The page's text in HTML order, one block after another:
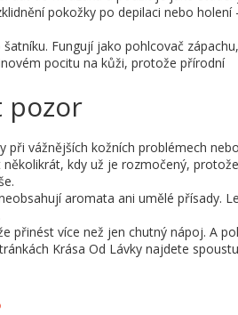
pokožky po depilaci nebo holení
Fungují jako pohlcovač
pocitu na kůži, protože přírodní
pozor
při vážnějších kožních problémech nebo
kdy už je rozmočený, protože
aromata ani umělé přísady.
přinést více než jen chutný nápoj. A
Krása Od Lávky najdete spoustu